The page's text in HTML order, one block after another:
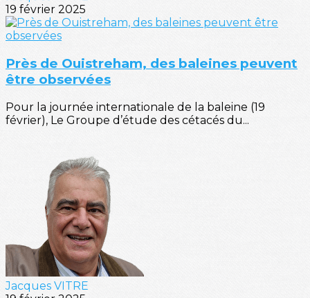
19 février 2025
Près de Ouistreham, des baleines peuvent
être observées
Pour la journée internationale de la baleine (19
février), Le Groupe d’étude des cétacés du...
Jacques VITRE